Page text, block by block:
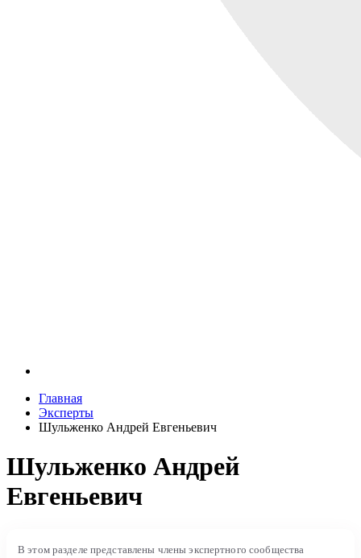
Главная
Эксперты
Шульженко Андрей Евгеньевич
Шульженко Андрей
Евгеньевич
В этом разделе представлены члены экспертного сообщества